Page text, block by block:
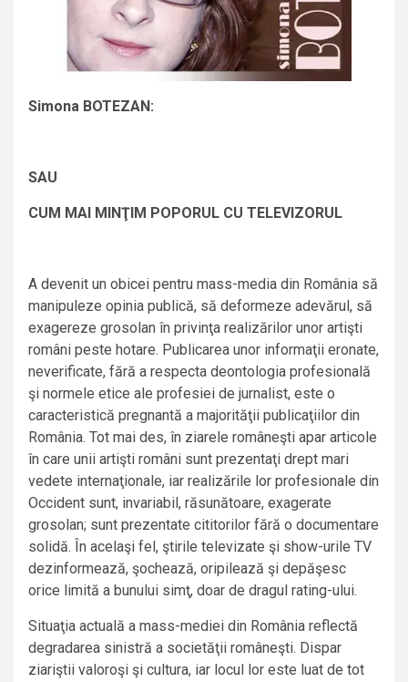
Simona BOTEZAN:
SAU
CUM MAI MINŢIM POPORUL CU TELEVIZORUL
A devenit un obicei pentru mass-media din România să
manipuleze opinia publică, să deformeze adevărul, să
exagereze grosolan în privinţa realizărilor unor artişti
români peste hotare. Publicarea unor informaţii eronate,
neverificate, fără a respecta deontologia profesională
şi normele etice ale profesiei de jurnalist, este o
caracteristică pregnantă a majorităţii publicaţiilor din
România. Tot mai des, în ziarele româneşti apar articole
în care unii artişti români sunt prezentaţi drept mari
vedete internaţionale, iar realizările lor profesionale din
Occident sunt, invariabil, răsunătoare, exagerate
grosolan; sunt prezentate cititorilor fără o documentare
solidă. În acelaşi fel, ştirile televizate şi show-urile TV
dezinformează, şochează, oripilează şi depăşesc
orice limită a bunului simţ, doar de dragul rating-ului.
Situaţia actuală a mass-mediei din România reflectă
degradarea sinistră a societăţii româneşti. Dispar
ziariştii valoroşi şi cultura, iar locul lor este luat de tot